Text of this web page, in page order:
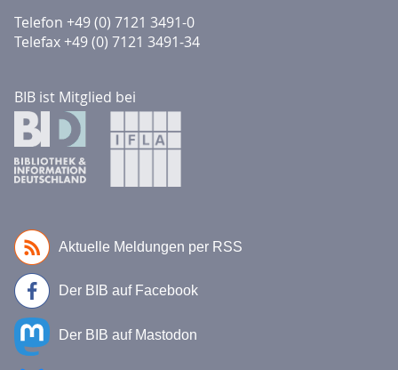
BIB ist Mitglied bei
Telefon +49 (0) 7121 3491-0
Telefax +49 (0) 7121 3491-34
Aktuelle Meldungen per RSS
Der BIB auf Facebook
Der BIB auf Mastodon